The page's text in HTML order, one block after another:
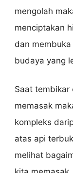
mengolah
menciptakan
dan
budaya yang
Saat tembikar
memasak
kompleks
atas api
melihat